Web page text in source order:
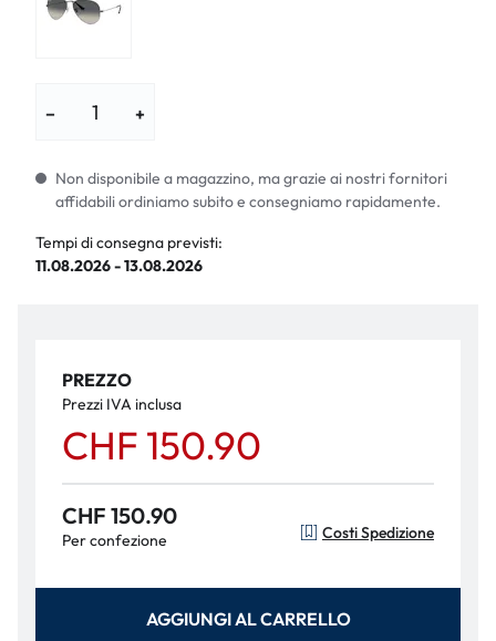
− +
Non disponibile a magazzino, ma grazie ai nostri fornitori
affidabili ordiniamo subito e consegniamo rapidamente.
Tempi di consegna previsti:
11.08.2026 - 13.08.2026
PREZZO
Prezzi IVA inclusa
CHF 150.90
CHF 150.90
Per confezione Costi Spedizione
AGGIUNGI AL CARRELLO